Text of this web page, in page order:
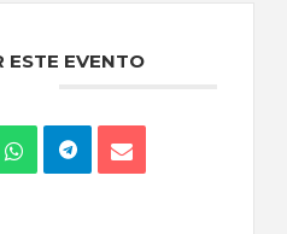
ESTE EVENTO